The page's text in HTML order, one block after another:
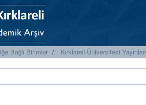
Bağlı Birimler Kırklareli Üniversitesi Yayınları